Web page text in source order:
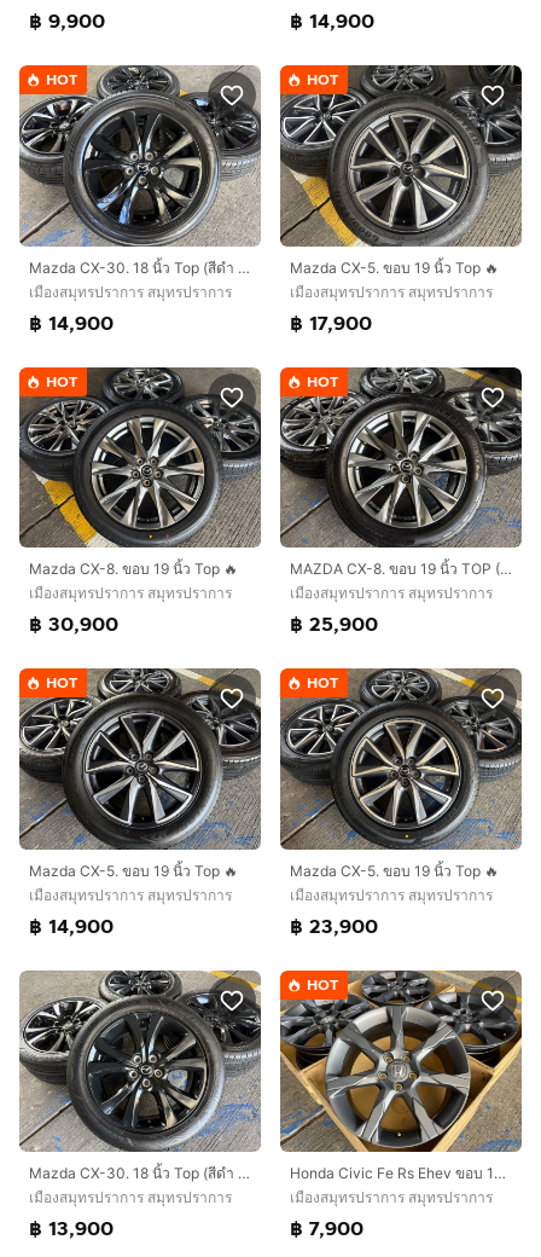
฿ 9,900 ฿ 14,900
HOT
Mazda CX-30. 18 นิ้ว Top (สีดำ Carbon)🔥
เมืองสมุทรปราการ สมุทรปราการ
฿ 14,900
HOT
Mazda CX-5. ขอบ 19 นิ้ว Top 🔥
เมืองสมุทรปราการ สมุทรปราการ
฿ 17,900
HOT
Mazda CX-8. ขอบ 19 นิ้ว Top 🔥
เมืองสมุทรปราการ สมุทรปราการ
฿ 30,900
HOT
MAZDA CX-8. ขอบ 19 นิ้ว TOP (สี Hyper)🔥
เมืองสมุทรปราการ สมุทรปราการ
฿ 25,900
HOT
Mazda CX-5. ขอบ 19 นิ้ว Top 🔥
เมืองสมุทรปราการ สมุทรปราการ
฿ 14,900
HOT
Mazda CX-5. ขอบ 19 นิ้ว Top 🔥
เมืองสมุทรปราการ สมุทรปราการ
฿ 23,900
Mazda CX-30. 18 นิ้ว Top (สีดำ Carbon)🔥
เมืองสมุทรปราการ สมุทรปราการ
฿ 13,900
HOT
Honda Civic Fe Rs Ehev ขอบ 18 Top 💢
เมืองสมุทรปราการ สมุทรปราการ
฿ 7,900